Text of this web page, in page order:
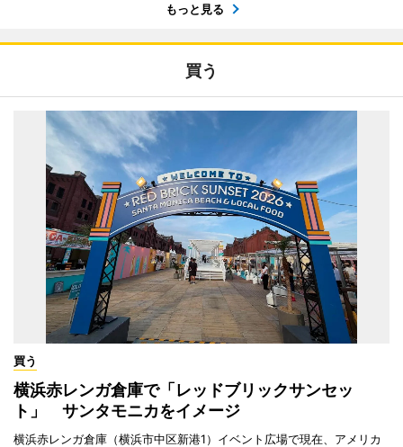
もっと見る
買う
買う
横浜赤レンガ倉庫で「レッドブリックサンセッ
ト」 サンタモニカをイメージ
横浜赤レンガ倉庫（横浜市中区新港1）イベント広場で現在、アメリカ